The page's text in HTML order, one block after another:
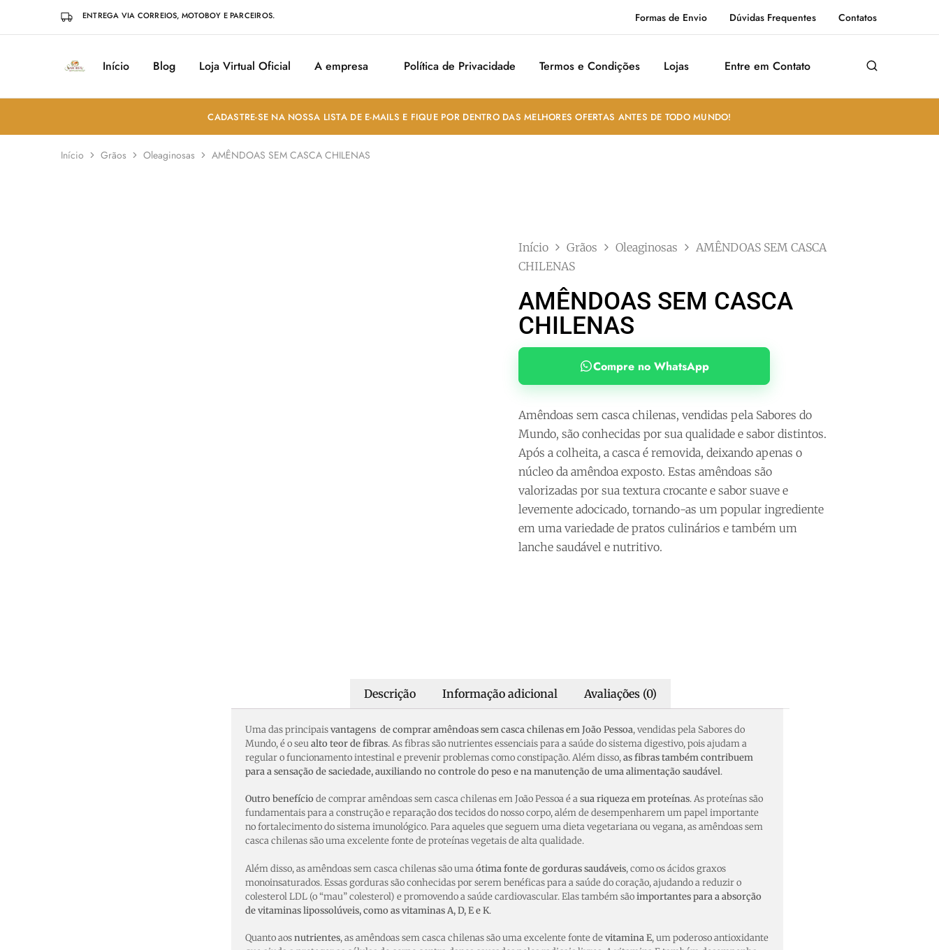
ENTREGA VIA CORREIOS, MOTOBOY E PARCEIROS. Formas de Envio Dúvidas Frequentes Contatos
Sabores
Sua
Temperos
em
João
Pessoa
Início Blog Loja Virtual Oficial A empresa Política de Privacidade Termos e Condições Lojas Entre em Contato
CADASTRE-SE NA NOSSA LISTA DE E-MAILS E FIQUE POR DENTRO DAS MELHORES OFERTAS ANTES DE TODO MUNDO!
Início Grãos Oleaginosas AMÊNDOAS SEM CASCA CHILENAS
Início Grãos Oleaginosas
AMÊNDOAS SEM CASCA
CHILENAS
AMÊNDOAS SEM CASCA
CHILENAS
Compre no WhatsApp
Amêndoas sem casca chilenas, vendidas pela Sabores do
Mundo, são conhecidas por sua qualidade e sabor distintos.
Após a colheita, a casca é removida, deixando apenas o
núcleo da amêndoa exposto. Estas amêndoas são
valorizadas por sua textura crocante e sabor suave e
levemente adocicado, tornando-as um popular ingrediente
em uma variedade de pratos culinários e também um
lanche saudável e nutritivo.
Descrição Informação adicional Avaliações (0)
Uma das principaisvantagens de comprar amêndoas sem casca chilenas em João Pessoa, vendidas pela Sabores do
Mundo, é o seualto teor de fibras. As fibras são nutrientes essenciais para a saúde do sistema digestivo, pois ajudam a
regular o funcionamento intestinal e prevenir problemas como constipação. Além disso,as fibras também contribuem
para a sensação de saciedade, auxiliando no controle do peso e na manutenção de uma alimentação saudável.
Outro benefíciode comprar amêndoas sem casca chilenas em João Pessoa é asua riqueza em proteínas. As proteínas são
fundamentais para a construção e reparação dos tecidos do nosso corpo, além de desempenharem um papel importante
no fortalecimento do sistema imunológico. Para aqueles que seguem uma dieta vegetariana ou vegana, as amêndoas sem
casca chilenas são uma excelente fonte de proteínas vegetais de alta qualidade.
Além disso, as amêndoas sem casca chilenas são umaótima fonte de gorduras saudáveis, como os ácidos graxos
monoinsaturados. Essas gorduras são conhecidas por serem benéficas para a saúde do coração, ajudando a reduzir o
colesterol LDL (o “mau” colesterol) e promovendo a saúde cardiovascular. Elas também sãoimportantes para a absorção
de vitaminas lipossolúveis, como as vitaminas A, D, E e K.
Quanto aosnutrientes, as amêndoas sem casca chilenas são uma excelente fonte devitamina E, um poderoso antioxidante